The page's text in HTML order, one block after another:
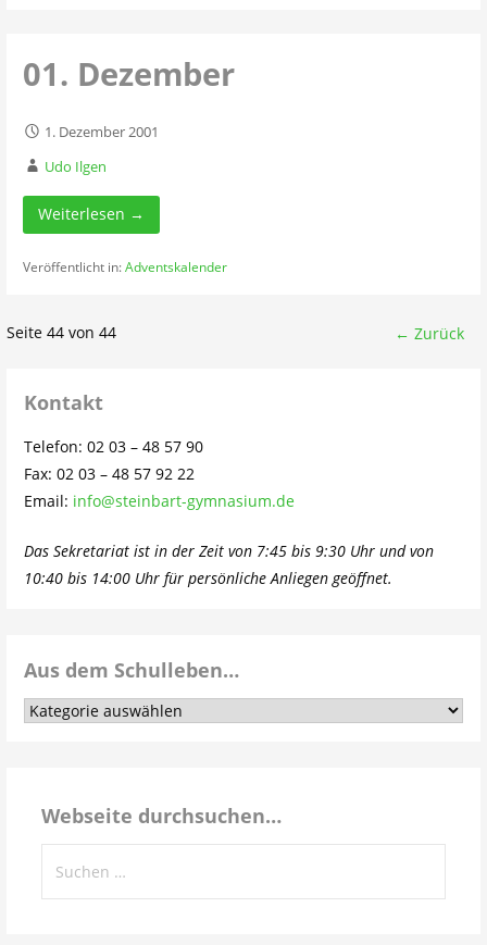
01. Dezember
1. Dezember 2001
Udo Ilgen
Weiterlesen →
Veröffentlicht in:Adventskalender
Beitrag
Seite 44 von 44 ← Zurück
Kontakt
Telefon: 02 03 – 48 57 90
Fax: 02 03 – 48 57 92 22
Email: info@steinbart-gymnasium.de
Das Sekretariat ist in der Zeit von 7:45 bis 9:30 Uhr und von
10:40 bis 14:00 Uhr für persönliche Anliegen geöffnet.
Aus dem Schulleben…
Aus
Webseite durchsuchen…
nach: